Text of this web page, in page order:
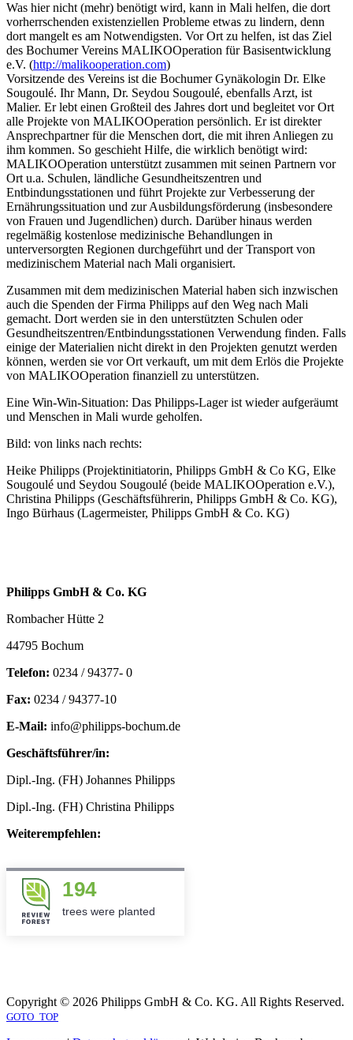
Was hier nicht (mehr) benötigt wird, kann in Mali helfen, die dort
vorherrschenden existenziellen Probleme etwas zu lindern, denn
dort mangelt es am Notwendigsten. Vor Ort zu helfen, ist das Ziel
des Bochumer Vereins MALIKOOperation für Basisentwicklung
e.V. (http://malikooperation.com)
Vorsitzende des Vereins ist die Bochumer Gynäkologin Dr. Elke
Sougoulé. Ihr Mann, Dr. Seydou Sougoulé, ebenfalls Arzt, ist
Malier. Er lebt einen Großteil des Jahres dort und begleitet vor Ort
alle Projekte von MALIKOOperation persönlich. Er ist direkter
Ansprechpartner für die Menschen dort, die mit ihren Anliegen zu
ihm kommen. So geschieht Hilfe, die wirklich benötigt wird:
MALIKOOperation unterstützt zusammen mit seinen Partnern vor
Ort u.a. Schulen, ländliche Gesundheitszentren und
Entbindungsstationen und führt Projekte zur Verbesserung der
Ernährungssituation und zur Ausbildungsförderung (insbesondere
von Frauen und Jugendlichen) durch. Darüber hinaus werden
regelmäßig kostenlose medizinische Behandlungen in
unterversorgten Regionen durchgeführt und der Transport von
medizinischem Material nach Mali organisiert.
Zusammen mit dem medizinischen Material haben sich inzwischen
auch die Spenden der Firma Philipps auf den Weg nach Mali
gemacht. Dort werden sie in den unterstützten Schulen oder
Gesundheitszentren/Entbindungsstationen Verwendung finden. Falls
einige der Materialien nicht direkt in den Projekten genutzt werden
können, werden sie vor Ort verkauft, um mit dem Erlös die Projekte
von MALIKOOperation finanziell zu unterstützen.
Eine Win-Win-Situation: Das Philipps-Lager ist wieder aufgeräumt
und Menschen in Mali wurde geholfen.
Bild: von links nach rechts:
Heike Philipps (Projektinitiatorin, Philipps GmbH & Co KG, Elke
Sougoulé und Seydou Sougoulé (beide MALIKOOperation e.V.),
Christina Philipps (Geschäftsführerin, Philipps GmbH & Co. KG),
Ingo Bürhaus (Lagermeister, Philipps GmbH & Co. KG)
Philipps GmbH & Co. KG
Rombacher Hütte 2
44795 Bochum
Telefon: 0234 / 94377- 0
Fax: 0234 / 94377-10
E-Mail: info@philipps-bochum.de
Geschäftsführer/in:
Dipl.-Ing. (FH) Johannes Philipps
Dipl.-Ing. (FH) Christina Philipps
Weiterempfehlen:
194
trees were planted
Copyright © 2026 Philipps GmbH & Co. KG. All Rights Reserved.
GOTO_TOP